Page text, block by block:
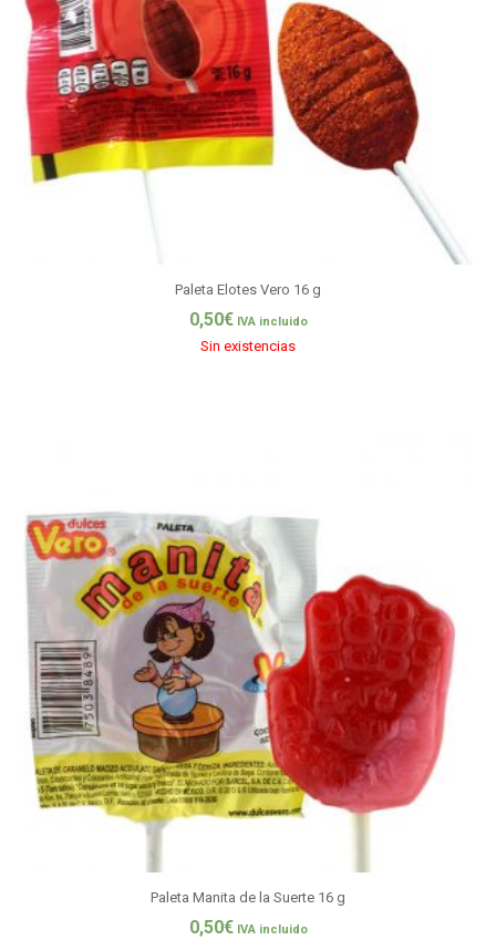
Paleta Elotes Vero 16 g
0,50€ IVA incluido
Sin existencias
Paleta Manita de la Suerte 16 g
0,50€ IVA incluido